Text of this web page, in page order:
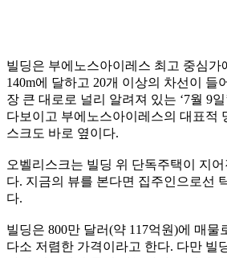
빌딩은 부에노스아이레스 최고 중심가
140m에 달하고 20개 이상의 차선이 들
장 큰 대로로 널리 알려져 있는 ‘7월 9
다보이고 부에노스아이레스의 대표적
스크도 바로 옆이다.
오벨리스크는 빌딩 위 단독주택이 지
다. 지금의 뷰를 본다면 집주인으로선
다.
빌딩은 800만 달러(약 117억원)에 매물
다소 저렴한 가격이라고 한다. 다만 빌